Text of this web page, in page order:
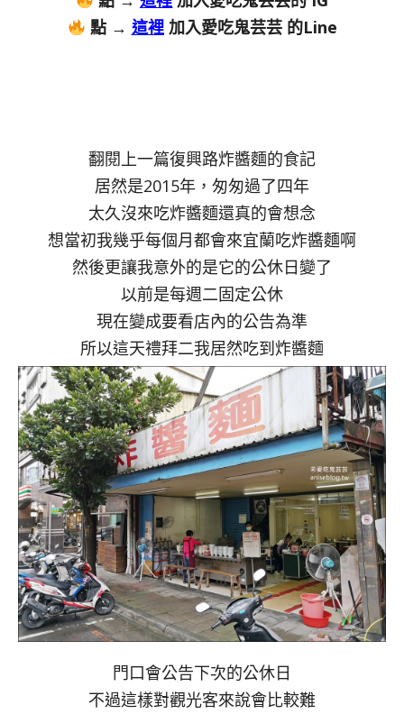
點 → 這裡加入愛吃鬼芸芸 的Line
翻閱上一篇復興路炸醬麵的食記
居然是2015年，匆匆過了四年
太久沒來吃炸醬麵還真的會想念
想當初我幾乎每個月都會來宜蘭吃炸醬麵啊
然後更讓我意外的是它的公休日變了
以前是每週二固定公休
現在變成要看店內的公告為準
所以這天禮拜二我居然吃到炸醬麵
門口會公告下次的公休日
不過這樣對觀光客來說會比較難